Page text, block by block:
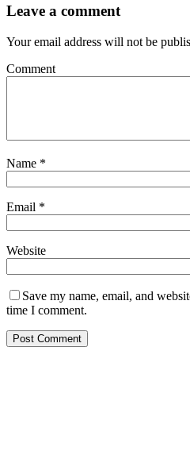
Leave a comment
Your email address will not be
Comment
Name *
Email *
Website
Save my name, email, and
time I comment.